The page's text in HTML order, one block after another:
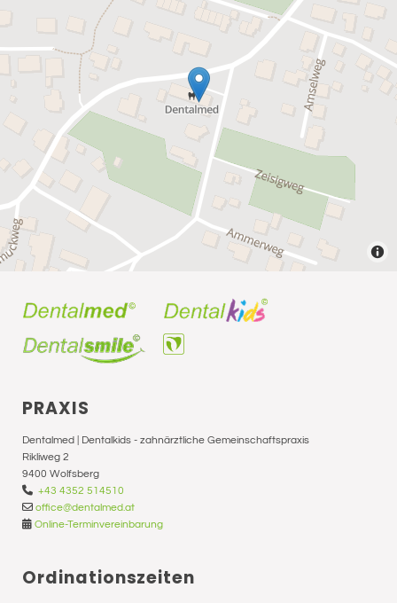
PRAXIS
Dentalmed | Dentalkids - zahnärztliche Gemeinschaftspraxis
Rikliweg 2
9400 Wolfsberg
 +43 4352 514510
 office@dentalmed.at
 Online-Terminvereinbarung
Ordinationszeiten